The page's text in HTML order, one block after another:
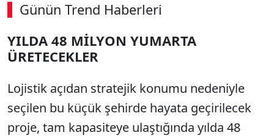
Günün Trend Haberleri
YILDA 48 MİLYON YUMARTA
ÜRETECEKLER
Lojistik açıdan stratejik konumu nedeniyle
seçilen bu küçük şehirde hayata geçirilecek
proje, tam kapasiteye ulaştığında yılda 48